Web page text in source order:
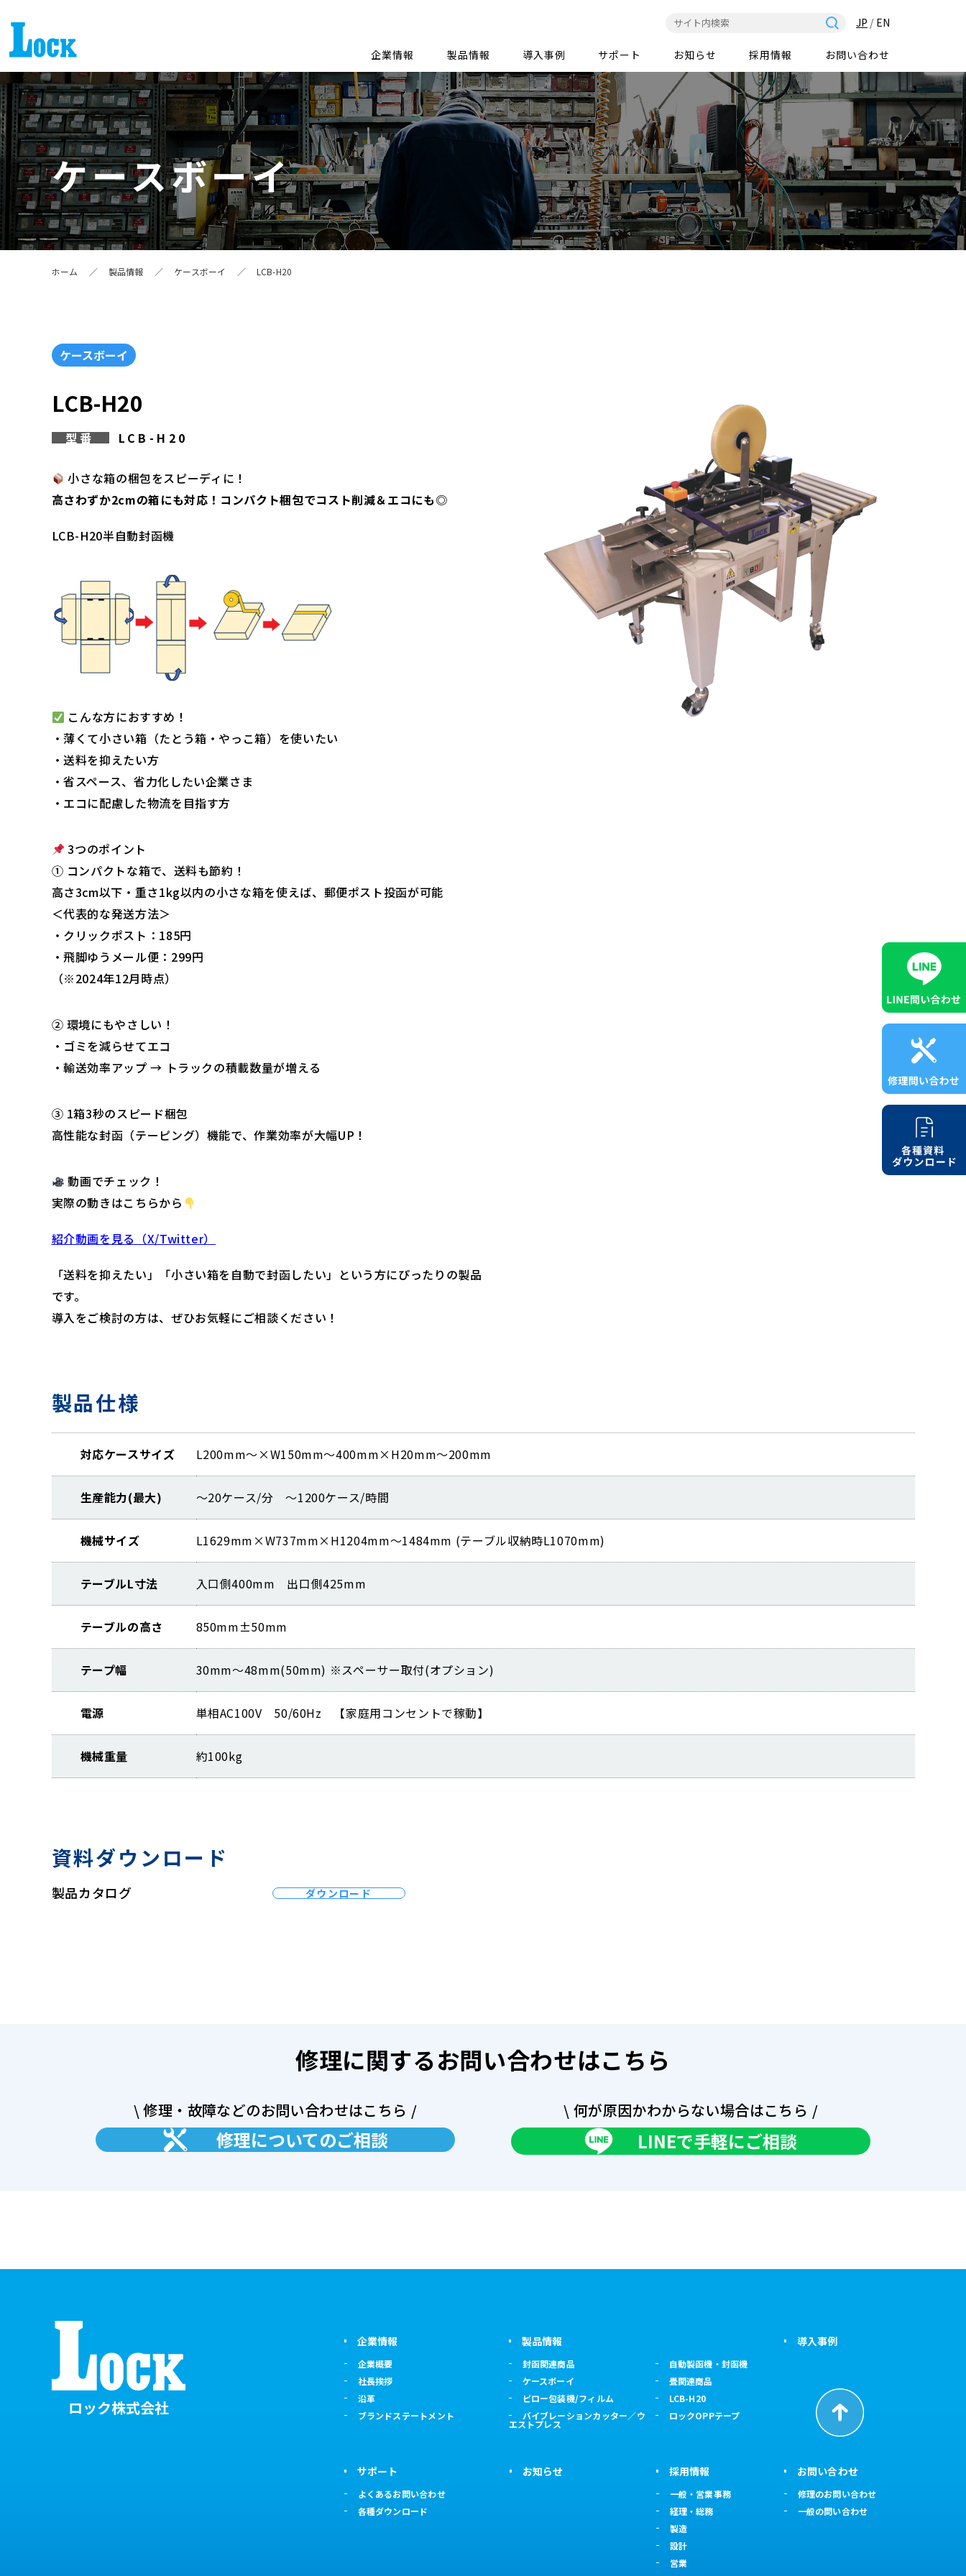
JP / EN
企業情報 製品情報 導入事例 サポート お知らせ 採用情報 お問い合わせ
ケースボーイ
ホーム ／ 製品情報 ／ ケースボーイ ／ LCB-H20
ケースボーイ
LCB-H20
型番 LCB-H20
小さな箱の梱包をスピーディに！
高さわずか2cmの箱にも対応！コンパクト梱包でコスト削減＆エコにも◎
LCB-H20半自動封函機
こんな方におすすめ！
・薄くて小さい箱（たとう箱・やっこ箱）を使いたい
・送料を抑えたい方
・省スペース、省力化したい企業さま
・エコに配慮した物流を目指す方
3つのポイント
① コンパクトな箱で、送料も節約！
高さ3cm以下・重さ1kg以内の小さな箱を使えば、郵便ポスト投函が可能
＜代表的な発送方法＞
・クリックポスト：185円
・飛脚ゆうメール便：299円
（※2024年12月時点）
② 環境にもやさしい！
・ゴミを減らせてエコ
・輸送効率アップ → トラックの積載数量が増える
③ 1箱3秒のスピード梱包
高性能な封函（テーピング）機能で、作業効率が大幅UP！
動画でチェック！
実際の動きはこちらから
紹介動画を見る（X/Twitter）
「送料を抑えたい」「小さい箱を自動で封函したい」という方にぴったりの製品
です。
導入をご検討の方は、ぜひお気軽にご相談ください！
製品仕様
対応ケースサイズ L200mm～×W150mm～400mm×H20mm～200mm
生産能力(最大) ～20ケース/分 ～1200ケース/時間
機械サイズ L1629mm×W737mm×H1204mm～1484mm (テーブル収納時L1070mm)
テーブルL寸法 入口側400mm 出口側425mm
テーブルの高さ 850mm±50mm
テープ幅 30mm～48mm(50mm) ※スペーサー取付(オプション)
電源 単相AC100V 50/60Hz 【家庭用コンセントで稼動】
機械重量 約100kg
資料ダウンロード
製品カタログ ダウンロード
修理に関するお問い合わせはこちら
\ 修理・故障などのお問い合わせはこちら /
修理についてのご相談
\ 何が原因かわからない場合はこちら /
LINEで手軽にご相談
ロック株式会社
企業情報
企業概要
社長挨拶
沿革
ブランドステートメント
製品情報
封函関連商品
自動製函機・封函機
ケースボーイ
畳関連商品
ピロー包装機/フィルム
LCB-H20
バイブレーションカッター／ウ
エストプレス
ロックOPPテープ
導入事例
サポート
よくあるお問い合わせ
各種ダウンロード
お知らせ 採用情報
一般・営業事務
経理・総務
製造
設計
営業
お問い合わせ
修理のお問い合わせ
一般の問い合わせ